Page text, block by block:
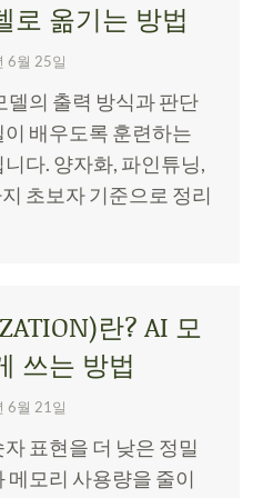
로 옮기는 방법
6월 25일
델의 출력 방식과 판단
배우도록 훈련하는
다. 양자화, 파인튜닝,
초보자 기준으로 정리
란? AI 모
쓰는 방법
6월 21일
표현을 더 낮은 정밀
메모리 사용량을 줄이